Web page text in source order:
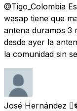
@Tigo_Colombia
wasap tiene que
antena duramos 3
desde ayer la
la comunidad sin
José Hernández